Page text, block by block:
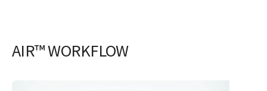
AIR™ WORKFLOW